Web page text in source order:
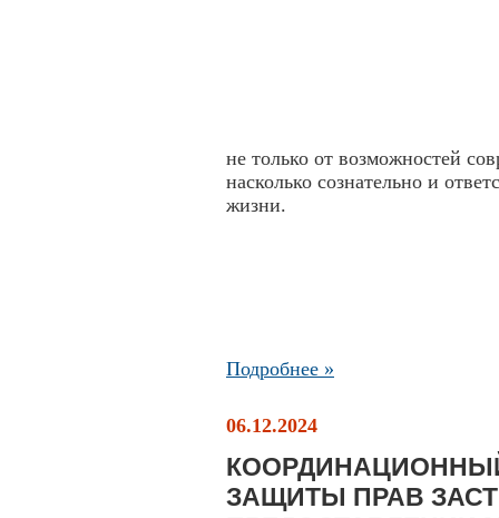
не только от возможностей
насколько сознательно и
жизни.
Подробнее »
06.12.2024
ЗАЩИТЫ ПРАВ